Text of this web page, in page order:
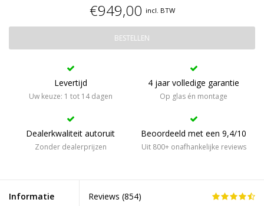
€949,00 incl. BTW
BESTELLEN
Levertijd
Uw keuze: 1 tot 14 dagen
4 jaar volledige garantie
Op glas én montage
Dealerkwaliteit autoruit
Zonder dealerprijzen
Beoordeeld met een 9,4/10
Uit 800+ onafhankelijke reviews
Informatie Reviews (854)